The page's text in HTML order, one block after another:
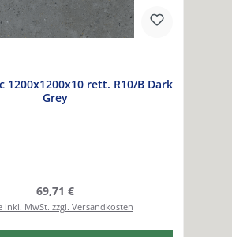
1200x1200x10 rett. R10/B Dark
Grey
Regulärer Preis:
69,71 €
inkl. MwSt. zzgl. Versandkosten